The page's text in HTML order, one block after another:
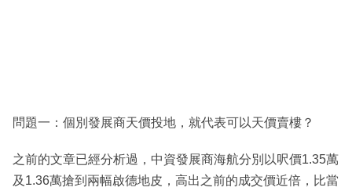
問題一：個別發展商天價投地，就代表可以天價賣樓？
之前的文章已經分析過，中資發展商海航分別以呎價1.35萬
及1.36萬搶到兩幅啟德地皮，高出之前的成交價近倍，比當